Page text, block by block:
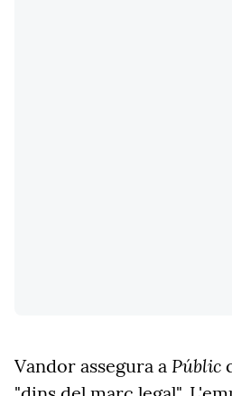
Vandor assegura a Públic